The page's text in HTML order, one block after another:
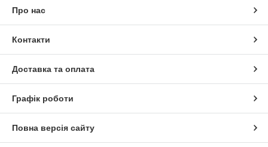
Про нас
Контакти
Доставка та оплата
Графік роботи
Повна версія сайту